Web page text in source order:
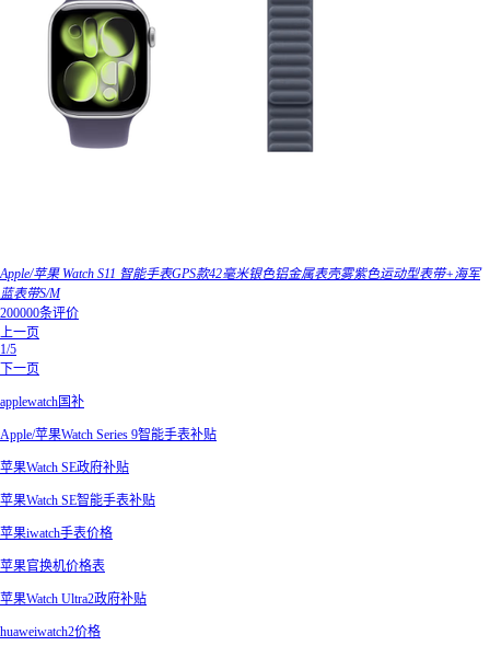
Apple/苹果 Watch S11 智能手表GPS款42毫米银色铝金属表壳雾紫色运动型表带+海军
蓝表带S/M
200000条评价
上一页
1/5
下一页
applewatch国补
Apple/苹果Watch Series 9智能手表补贴
苹果Watch SE政府补贴
苹果Watch SE智能手表补贴
苹果iwatch手表价格
苹果官换机价格表
苹果Watch Ultra2政府补贴
huaweiwatch2价格